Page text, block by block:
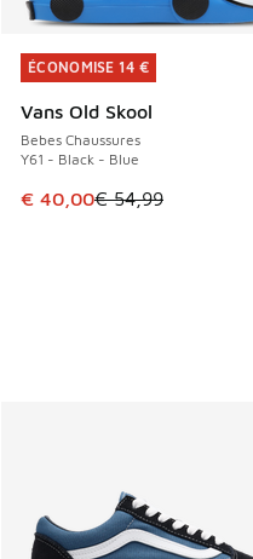
ÉCONOMISE 14 €
Vans Old Skool
Bebes Chaussures
Y61 - Black - Blue
Cet article est en
€ 40,00€ 54,99
ÉCONOMISE 14 €